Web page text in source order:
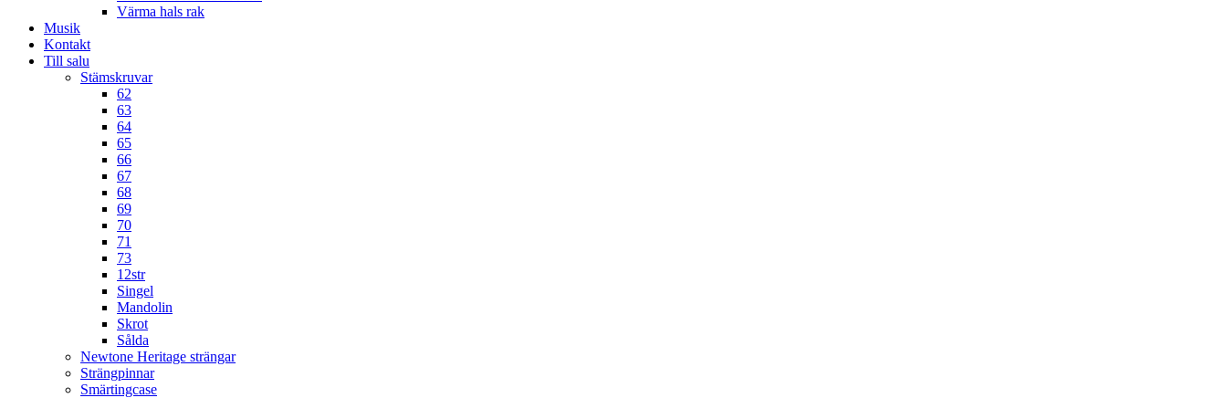
Värma hals rak
Musik
Kontakt
Till salu
Stämskruvar
62
63
64
65
66
67
68
69
70
71
73
12str
Singel
Mandolin
Skrot
Sålda
Newtone Heritage strängar
Strängpinnar
Smärtingcase